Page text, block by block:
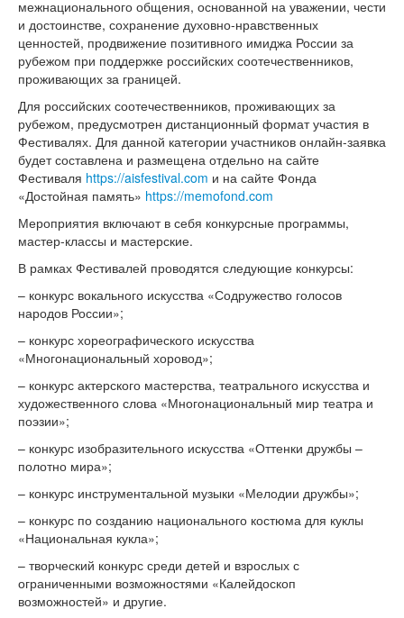
межнационального общения, основанной на уважении, чести
и достоинстве, сохранение духовно-нравственных
ценностей, продвижение позитивного имиджа России за
рубежом при поддержке российских соотечественников,
проживающих за границей.
Для российских соотечественников, проживающих за
рубежом, предусмотрен дистанционный формат участия в
Фестивалях. Для данной категории участников онлайн-заявка
будет составлена и размещена отдельно на сайте
Фестиваля https://aisfestival.com и на сайте Фонда
«Достойная память» https://memofond.com
Мероприятия включают в себя конкурсные программы,
мастер-классы и мастерские.
В рамках Фестивалей проводятся следующие конкурсы:
– конкурс вокального искусства «Содружество голосов
народов России»;
– конкурс хореографического искусства
«Многонациональный хоровод»;
– конкурс актерского мастерства, театрального искусства и
художественного слова «Многонациональный мир театра и
поэзии»;
– конкурс изобразительного искусства «Оттенки дружбы –
полотно мира»;
– конкурс инструментальной музыки «Мелодии дружбы»;
– конкурс по созданию национального костюма для куклы
«Национальная кукла»;
– творческий конкурс среди детей и взрослых с
ограниченными возможностями «Калейдоскоп
возможностей» и другие.